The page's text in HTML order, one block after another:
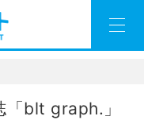
「blt graph.」